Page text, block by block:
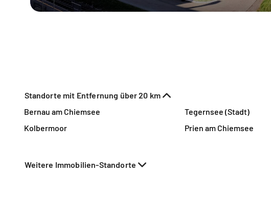
Standorte mit Entfernung über 20 km
Bernau am Chiemsee
Tegernsee (Stadt)
Kolbermoor
Prien am Chiemsee
Weitere Immobilien-Standorte